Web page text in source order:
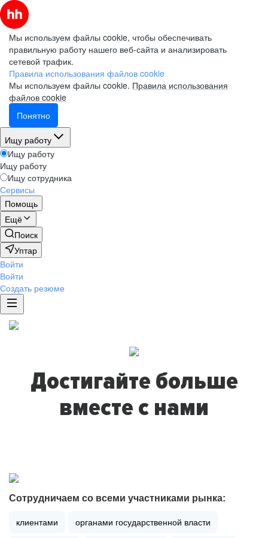
Мы используем файлы cookie, чтобы обеспечивать
правильную работу нашего веб-сайта и анализировать
сетевой трафик.
Правила использования файлов cookie
Мы используем файлы cookie. Правила использования
файлов cookie
Понятно
Ищу работу
Ищу работу
Ищу работу
Ищу сотрудника
Сервисы
Помощь
Ещё
Поиск
Уптар
Войти
Войти
Создать резюме
Достигайте больше
вместе с нами
Сотрудничаем со всеми участниками рынка:
клиентами органами государственной власти